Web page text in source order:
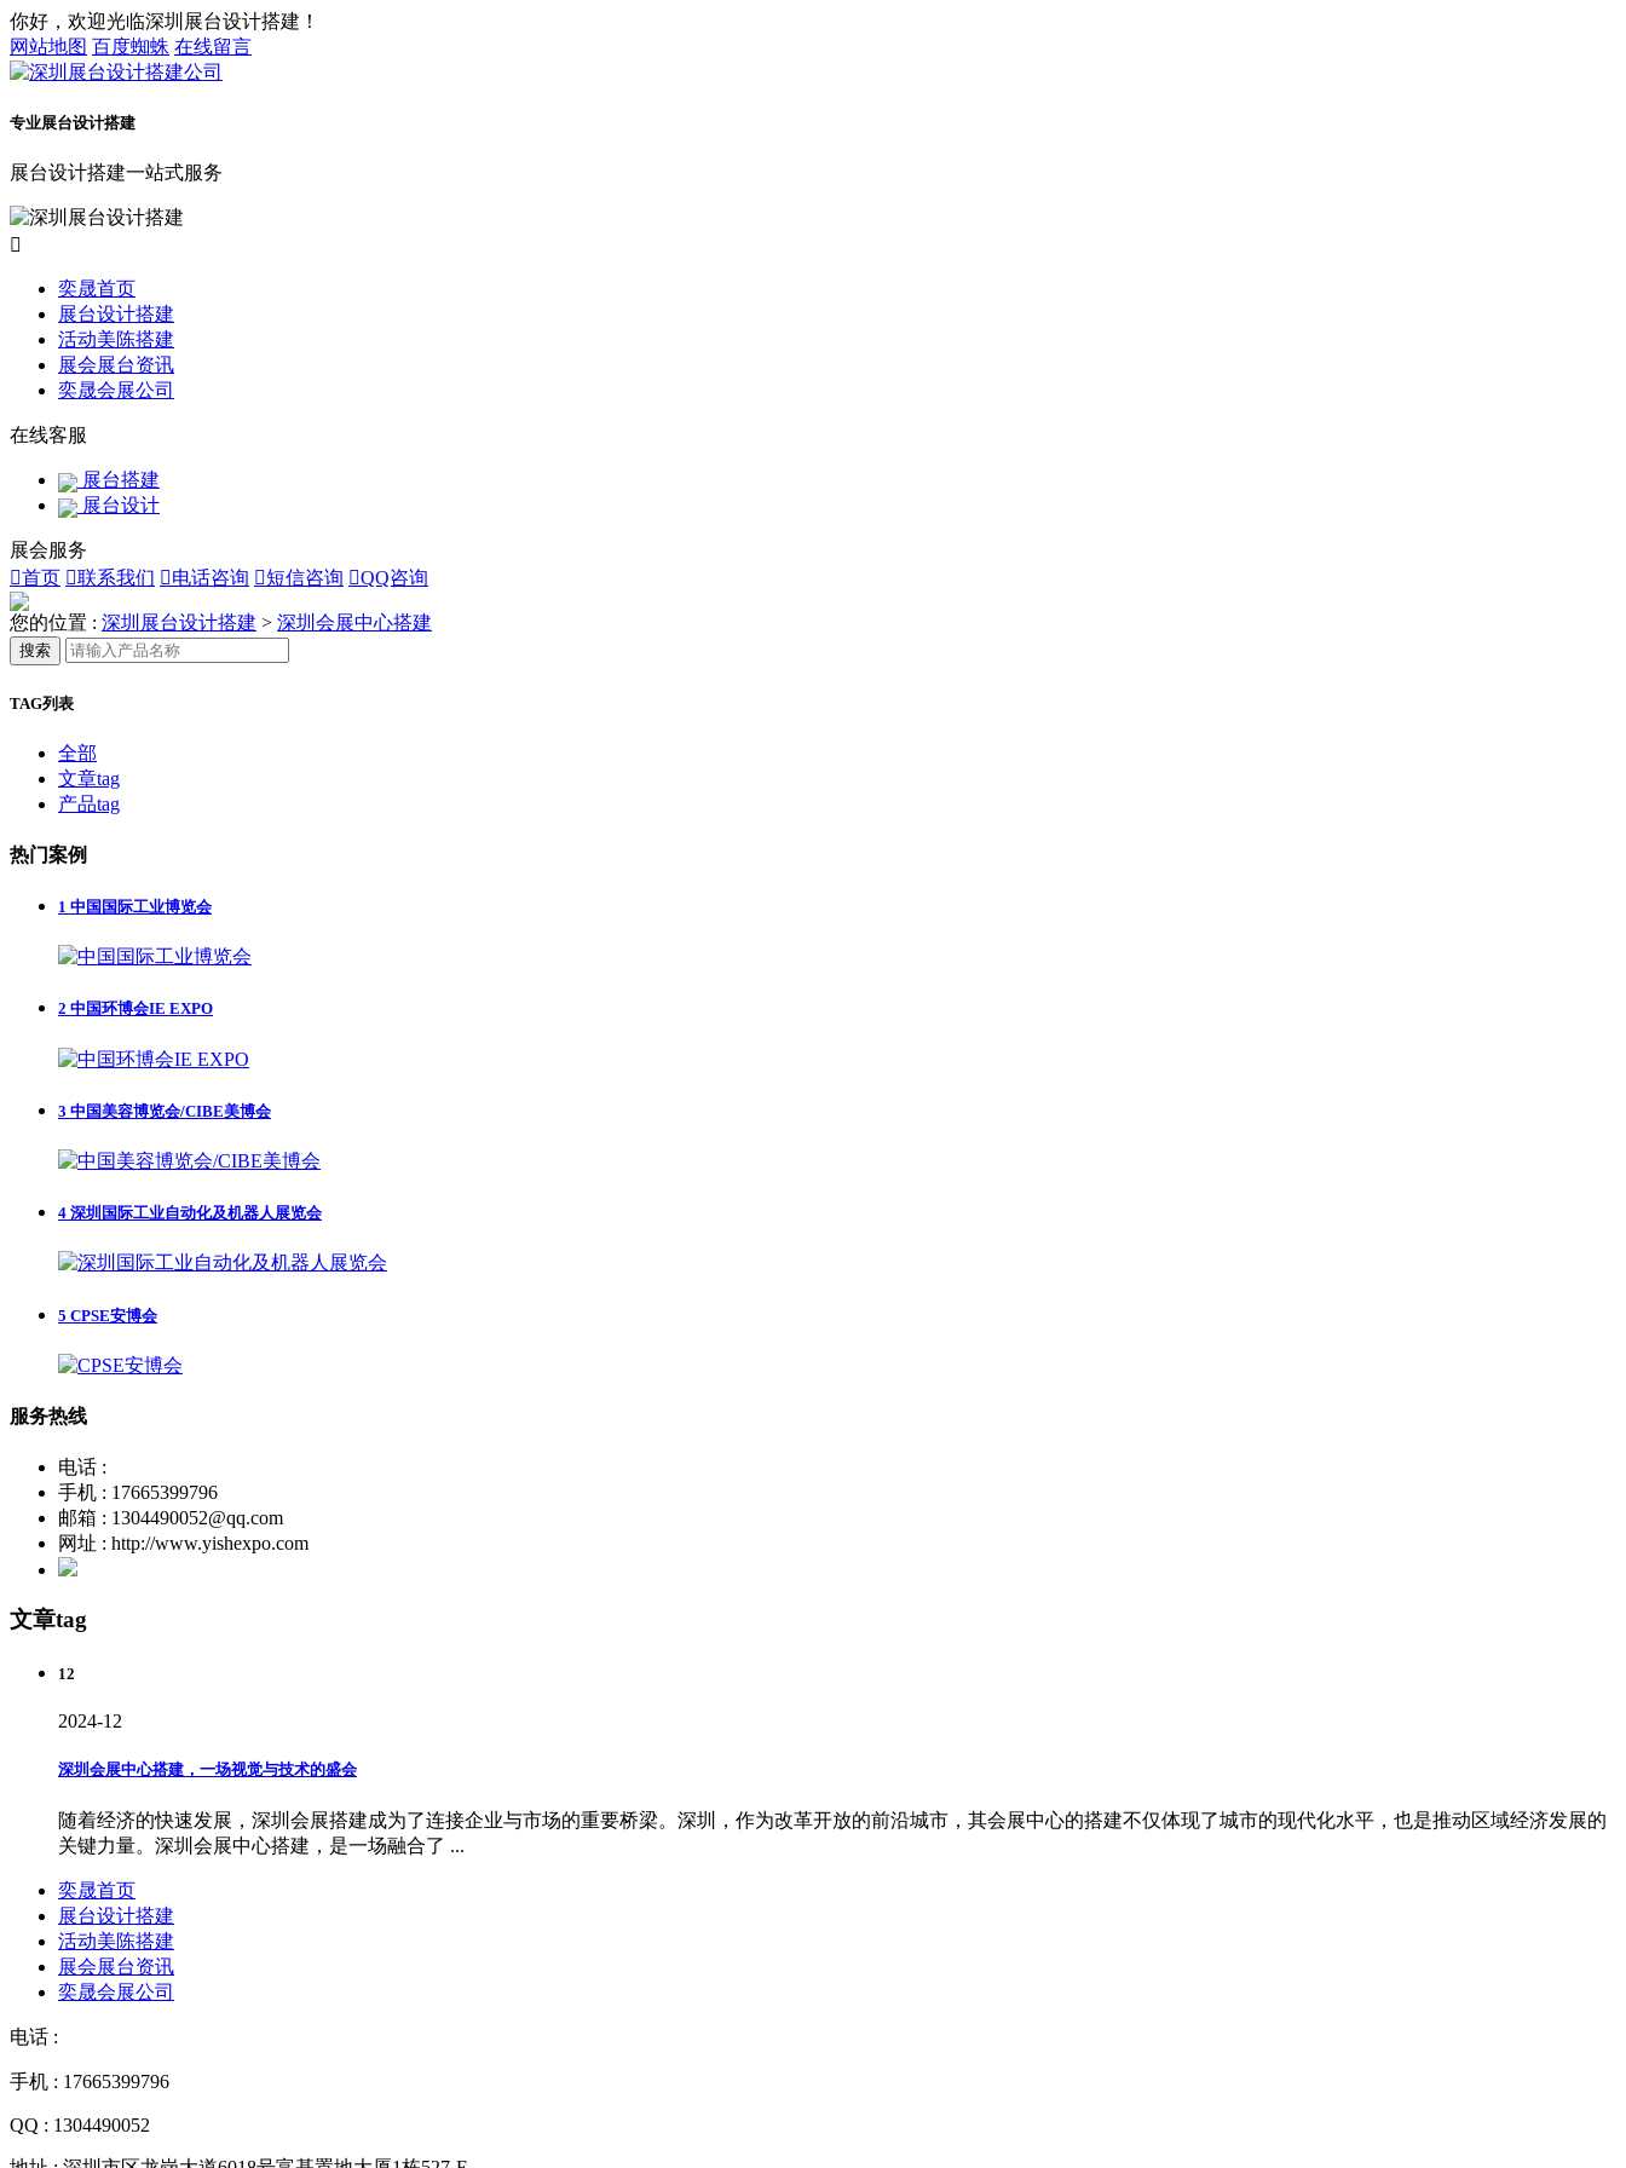
你好，欢迎光临深圳展台设计搭建！
网站地图 百度蜘蛛 在线留言
专业展台设计搭建
展台设计搭建一站式服务

奕晟首页
展台设计搭建
活动美陈搭建
展会展台资讯
奕晟会展公司
在线客服
展台搭建
展台设计
展会服务
首页 联系我们 电话咨询 短信咨询 QQ咨询
您的位置 : 深圳展台设计搭建 > 深圳会展中心搭建
搜索
TAG列表
全部
文章tag
产品tag
热门案例
1 中国国际工业博览会
2 中国环博会IE EXPO
3 中国美容博览会/CIBE美博会
4 深圳国际工业自动化及机器人展览会
5 CPSE安博会
服务热线
电话 :
手机 : 17665399796
邮箱 : 1304490052@qq.com
网址 : http://www.yishexpo.com
文章tag
12
2024-12
深圳会展中心搭建，一场视觉与技术的盛会
随着经济的快速发展，深圳会展搭建成为了连接企业与市场的重要桥梁。深圳，作为改革开放的前沿城市，其会展中心的搭建不仅体现了城市的现代化水平，也是推动区域经济发展的
关键力量。深圳会展中心搭建，是一场融合了 ...
奕晟首页
展台设计搭建
活动美陈搭建
展会展台资讯
奕晟会展公司
电话 :
手机 : 17665399796
QQ : 1304490052